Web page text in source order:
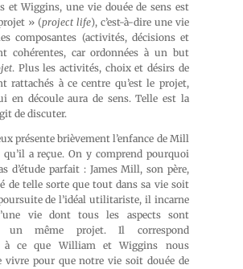
et Wiggins, une vie douée de sens est
» (project life), c’est-à-dire une vie
composantes (activités, décisions et
cohérentes, car ordonnées à un but
. Plus les activités, choix et désirs de
rattachés à ce centre qu’est le projet,
en découle aura de sens. Telle est la
de discuter.
présente brièvement l’enfance de Mill
qu’il a reçue. On y comprend pourquoi
d’étude parfait : James Mill, son père,
de telle sorte que tout dans sa vie soit
de l’idéal utilitariste, il incarne
vie dont tous les aspects sont
un même projet. Il correspond
à ce que William et Wiggins nous
vivre pour que notre vie soit douée de